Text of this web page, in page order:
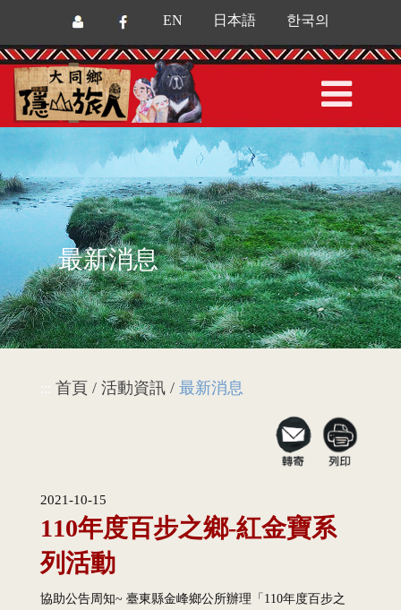
EN 日本語 한국의
最新消息
首頁 / 活動資訊 / 最新消息
2021-10-15
110年度百步之鄉-紅金寶系
列活動
協助公告周知~ 臺東縣金峰鄉公所辦理「110年度百步之